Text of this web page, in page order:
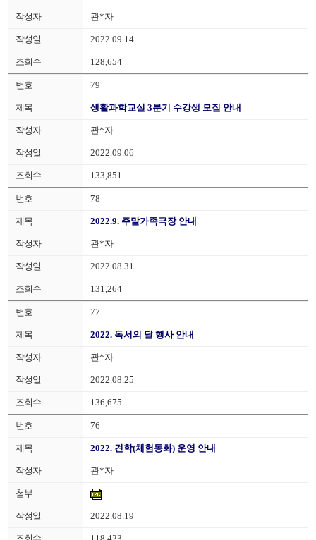
관*자
2022.09.14
128,654
79
생활과학교실 3분기 수강생 모집 안내
관*자
2022.09.06
133,851
78
2022.9. 주말가족극장 안내
관*자
2022.08.31
131,264
77
2022. 독서의 달 행사 안내
관*자
2022.08.25
136,675
76
2022. 견학(체험동화) 운영 안내
관*자
2022.08.19